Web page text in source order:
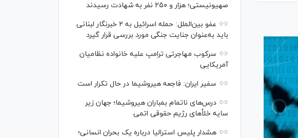
صهیونیستی؛ هزار و ۲۵۰ نفر به شهادت رسیدند
عفو بین‌الملل: حمله اسرائیل به ۲ خبرنگار لبنانی
باید به‌عنوان جنایت جنگی مورد بررسی قرار گیرد
سرکوب مهاجرتی ترامپ علیه خانواده نظامیان
آمریکایی
سفیر ایران: فاجعه هیروشیما در حال تکرار است
درس‌های ناتمام بمباران هیروشیما؛ جهان زیر
سایه خلأ‌های رژیم حقوقی اتمی
هشدار پلیس استرالیا درباره یک بحران انسانی؛